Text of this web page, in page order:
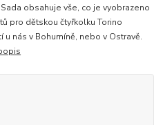
obsahuje vše, co je vyobrazeno
pro dětskou čtyřkolku Torino
nás v Bohumíně, nebo v Ostravě.